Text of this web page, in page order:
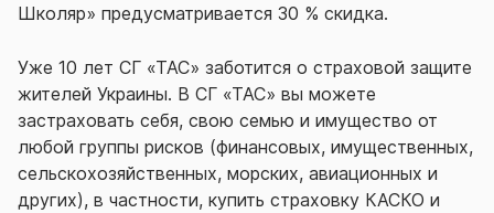
Школяр» предусматривается 30 % скидка.
Уже 10 лет СГ «ТАС» заботится о страховой защите
жителей Украины. В СГ «ТАС» вы можете
застраховать себя, свою семью и имущество от
любой группы рисков (финансовых, имущественных,
сельскохозяйственных, морских, авиационных и
других), в частности, купить страховку КАСКО и